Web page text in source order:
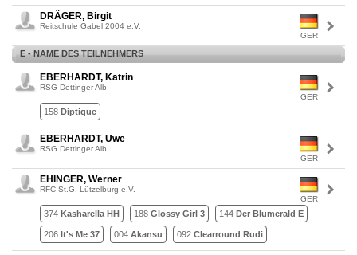
GER
DRÄGER, Birgit
Reitschule Gabel 2004 e.V.
E - NAME DES TEILNEHMERS
GER
EBERHARDT, Katrin
RSG Dettinger Alb
158 Diptique
GER
EBERHARDT, Uwe
RSG Dettinger Alb
GER
EHINGER, Werner
RFC St.G. Lützelburg e.V.
374 Kasharella HH 188 Glossy Girl 3 144 Der Blumerald E
206 It's Me 37 004 Akansu 092 Clearround Rudi